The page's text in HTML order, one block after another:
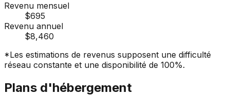
Revenu mensuel
$695
Revenu annuel
$8,460
*Les estimations de revenus supposent une difficulté
réseau constante et une disponibilité de 100%.
Plans d'hébergement